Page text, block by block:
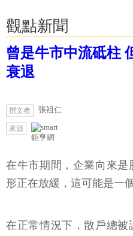
觀點新聞
曾是牛市中流砥柱
衰退
撰文者 張祖仁
來源
鉅亨網
在牛市期間，企業向來
形正在放緩，這可能是一
在正常情況下，散戶總被